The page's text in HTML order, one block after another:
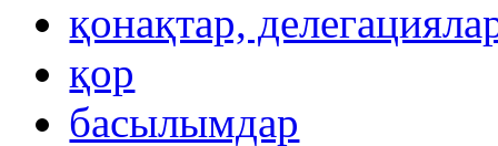
қонақтар,
қор
басылымдар